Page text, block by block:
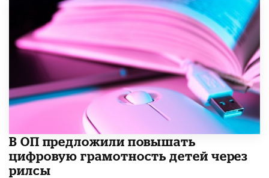
В ОП предложили повышать
цифровую грамотность детей через
рилсы